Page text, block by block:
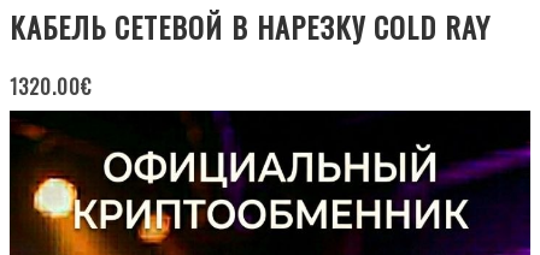
КАБЕЛЬ СЕТЕВОЙ В НАРЕЗКУ COLD RAY
1320.00€